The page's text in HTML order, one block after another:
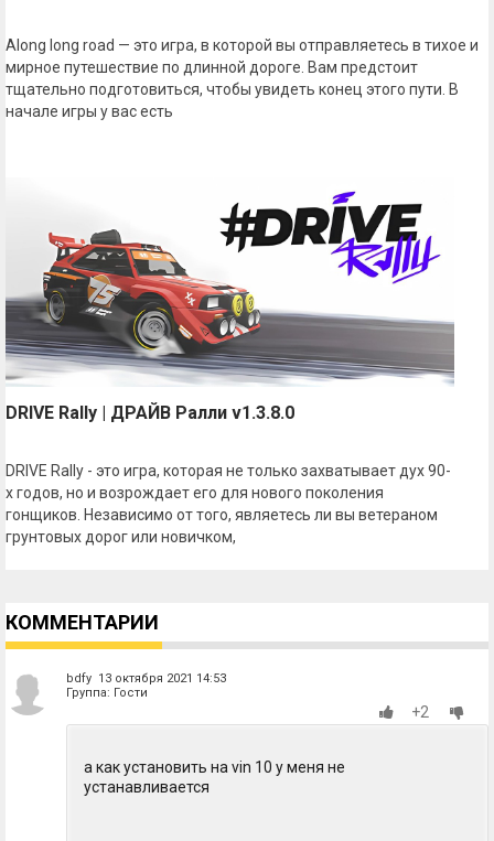
Along long road — это игра, в которой вы отправляетесь в тихое и
мирное путешествие по длинной дороге. Вам предстоит
тщательно подготовиться, чтобы увидеть конец этого пути. В
начале игры у вас есть
DRIVE Rally | ДРАЙВ Ралли v1.3.8.0
DRIVE Rally - это игра, которая не только захватывает дух 90-
х годов, но и возрождает его для нового поколения
гонщиков. Независимо от того, являетесь ли вы ветераном
грунтовых дорог или новичком,
КОММЕНТАРИИ
bdfy 13 октября 2021 14:53
Группа: Гости
+2
а как установить на vin 10 у меня не
устанавливается